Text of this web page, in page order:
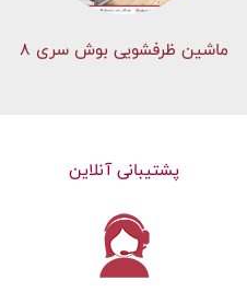
ماشین ظرفشویی بوش سری 8
پشتیبانی آنلاین